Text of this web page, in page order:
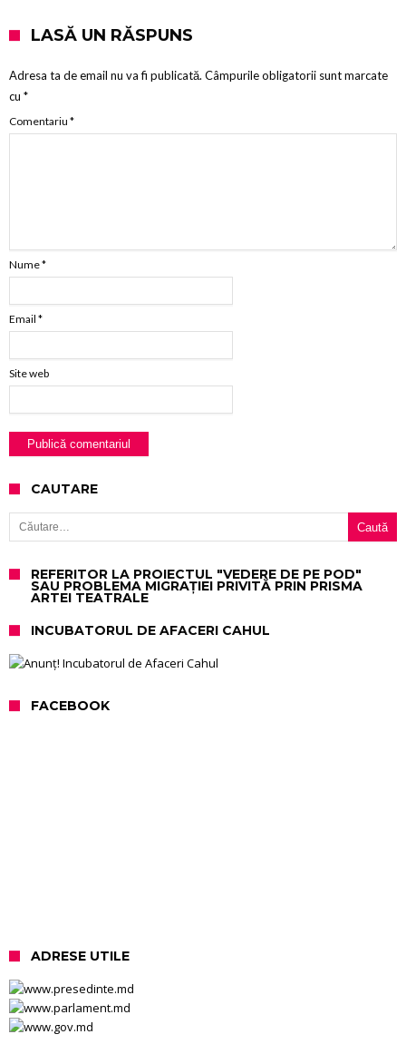
LASĂ UN RĂSPUNS
Adresa ta de email nu va fi publicată. Câmpurile obligatorii sunt marcate
cu *
Comentariu *
Nume*
Email *
Site web
CAUTARE
Caută după:
REFERITOR LA PROIECTUL "VEDERE DE PE POD"
SAU PROBLEMA MIGRAȚIEI PRIVITĂ PRIN PRISMA
ARTEI TEATRALE
INCUBATORUL DE AFACERI CAHUL
FACEBOOK
ADRESE UTILE